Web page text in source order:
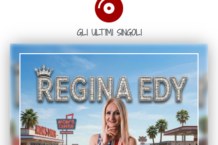
GLI ULTIMI SINGOLI